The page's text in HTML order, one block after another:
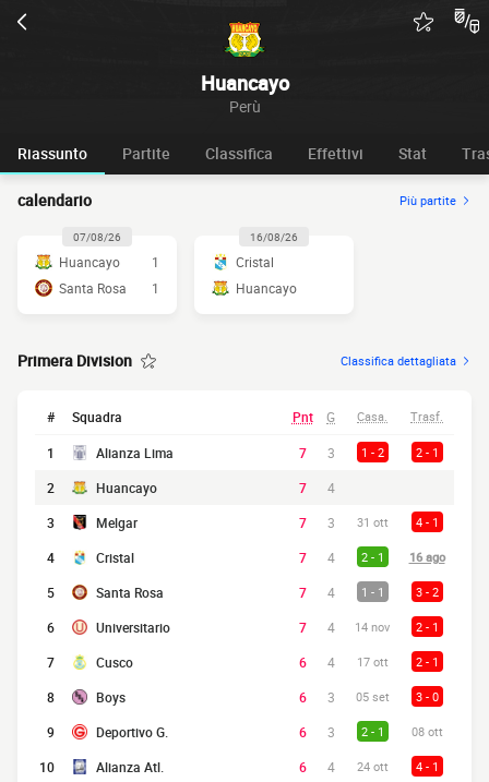
Huancayo
Perù
Riassunto Partite Classifica Effettivi Stat
calendario Più partite
07/08/26
Huancayo
1
Santa Rosa
1
16/08/26
Cristal
Huancayo
Primera Division Classifica dettagliata
# Squadra Pnt G Casa. Trasf.
1 Alianza Lima 7 3 1 - 2 2 - 1
2 Huancayo 7
4
3
Melgar 7 3 31 ott 4 - 1
4 Cristal 7 4 2 - 1 16 ago
5 Santa Rosa 7 4 1 - 1 3 - 2
6 Universitario 7 4 14 nov 2 - 1
7 Cusco 6 4 17 ott 2 - 1
8 Boys 6 3 05 set 3 - 0
9 Deportivo G. 6 3 2 - 1 08 ott
10 Alianza Atl. 6 4 24 ott 4 - 1